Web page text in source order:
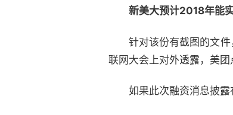
新美大预计2018年能
针对该份有截图的文件
联网大会上对外透露，美团
如果此次融资消息披露